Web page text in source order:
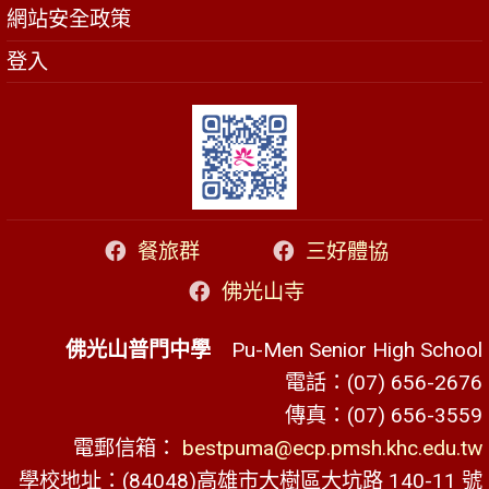
網站安全政策
登入
餐旅群
三好體協
佛光山寺
佛光山普門中學 Pu-Men Senior High School
電話：(07) 656-2676
傳真：(07) 656-3559
電郵信箱： bestpuma@ecp.pmsh.khc.edu.tw
學校地址：(84048)高雄市大樹區大坑路 140-11 號